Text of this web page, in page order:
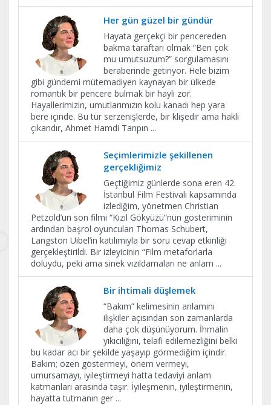
Her gün güzel bir gündür
Hayata gerçekçi bir pencereden
bakma taraftarı olmak “Ben çok
mu umutsuzum?” sorgulamasını
beraberinde getiriyor. Hele bizim
gibi gündemi mütemadiyen kaynayan bir ülkede
romantik bir pencere bulmak bir hayli zor.
Hayallerimizin, umutlarımızın kolu kanadı hep yara
bere içinde. Bu tür serzenişlerde, bir klişedir ama haklı
çıkandır, Ahmet Hamdi Tanpın ...
Seçimlerimizle şekillenen
gerçekliğimiz
Geçtiğimiz günlerde sona eren 42.
İstanbul Film Festivali kapsamında
izlediğim, yönetmen Christian
Petzold’un son filmi “Kızıl Gökyüzü”nün gösteriminin
ardından başrol oyuncuları Thomas Schubert,
Langston Uibel’in katılımıyla bir soru cevap etkinliği
gerçekleştirildi. Bir izleyicinin “Film metaforlarla
doluydu, peki ama sinek vızıldamaları ne anlam ...
Bir ihtimali düşlemek
“Bakım” kelimesinin anlamını
ilişkiler açısından son zamanlarda
daha çok düşünüyorum. İhmalin
yıkıcılığını, telafi edilemezliğini belki
bu kadar acı bir şekilde yaşayıp görmediğim içindir.
Bakım; özen göstermeyi, önem vermeyi,
umursamayı, iyileştirmeyi hatta tedaviyi anlam
katmanları arasında taşır. İyileşmenin, iyileştirmenin,
hayatta tutmanın ger ...